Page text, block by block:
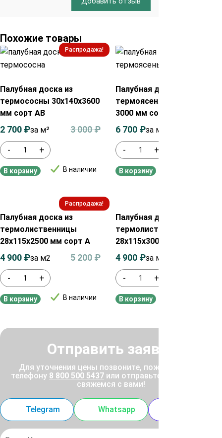
Похожие товары
Распродажа!
Палубная доска из
термососны 30х140х3600
мм сорт АВ
- +
В наличии
3 000₽
2 700 ₽за м²
В корзину
Палубная доска из
термоясеня 20х120х900-
3000 мм сорт Экстра
- +
6 700 ₽за м²
В корзину
Распродажа!
Палубная доска из
термолиственницы
28х115х2500 мм сорт А
- +
В наличии
5 200₽
4 900 ₽за м2
В корзину
Палубная доска из
термолиственницы
28х115х3000 мм сорт А
- +
4 900 ₽за м2
В корзину
Отправить заявку
Для уточнения цены позвоните, пожалуйста, по
телефону 8 800 500 5437 или отправьте заявку, и мы
свяжемся с вами!
Telegram Whatsapp